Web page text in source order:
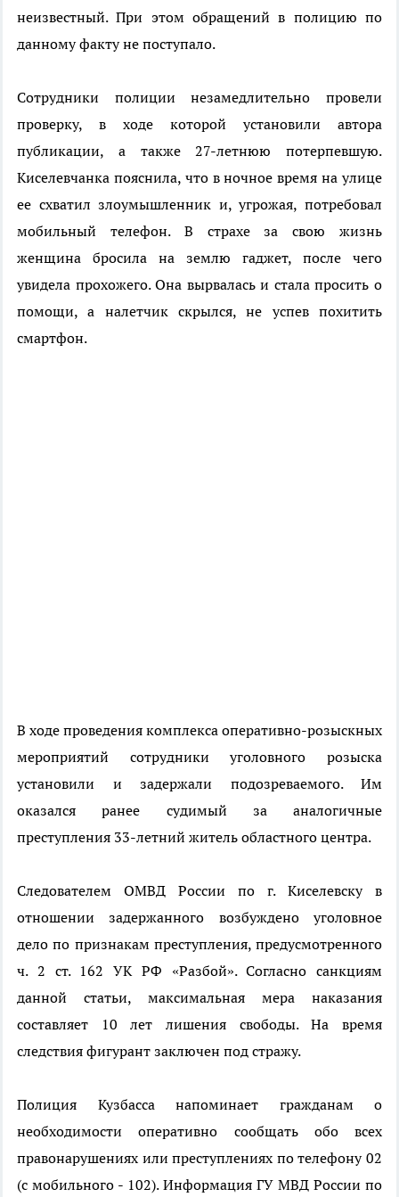
неизвестный. При этом обращений в полицию по
данному факту не поступало.
Сотрудники полиции незамедлительно провели
проверку, в ходе которой установили автора
публикации, а также 27-летнюю потерпевшую.
Киселевчанка пояснила, что в ночное время на улице
ее схватил злоумышленник и, угрожая, потребовал
мобильный телефон. В страхе за свою жизнь
женщина бросила на землю гаджет, после чего
увидела прохожего. Она вырвалась и стала просить о
помощи, а налетчик скрылся, не успев похитить
смартфон.
В ходе проведения комплекса оперативно-розыскных
мероприятий сотрудники уголовного розыска
установили и задержали подозреваемого. Им
оказался ранее судимый за аналогичные
преступления 33-летний житель областного центра.
Следователем ОМВД России по г. Киселевску в
отношении задержанного возбуждено уголовное
дело по признакам преступления, предусмотренного
ч. 2 ст. 162 УК РФ «Разбой». Согласно санкциям
данной статьи, максимальная мера наказания
составляет 10 лет лишения свободы. На время
следствия фигурант заключен под стражу.
Полиция Кузбасса напоминает гражданам о
необходимости оперативно сообщать обо всех
правонарушениях или преступлениях по телефону 02
(с мобильного - 102). Информация ГУ МВД России по